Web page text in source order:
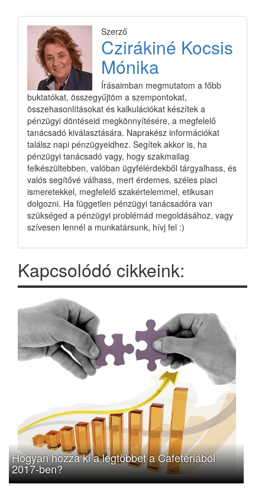
Szerző
Czirákiné Kocsis
Mónika
Írásaimban megmutatom a főbb
buktatókat, összegyűjtöm a szempontokat,
összehasonlításokat és kalkulációkat készítek a
pénzügyi döntéseid megkönnyítésére, a megfelelő
tanácsadó kiválasztására. Naprakész információkat
találsz napi pénzügyeidhez. Segítek akkor is, ha
pénzügyi tanácsadó vagy, hogy szakmailag
felkészültebben, valóban ügyfélérdekből tárgyalhass, és
valós segítővé válhass, mert érdemes, széles piaci
ismeretekkel, megfelelő szakértelemmel, etikusan
dolgozni. Ha független pénzügyi tanácsadóra van
szükséged a pénzügyi problémád megoldásához, vagy
szívesen lennél a munkatársunk, hívj fel :)
Kapcsolódó cikkeink:
Hogyan hozza ki a legtöbbet a Cafetériából
2017-ben?